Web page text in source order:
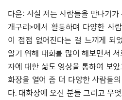
다윤: 사실 저는 사람들을 만나기
개구리>에서 활동하며 다양한 사
이 점점 없어진다는 걸 느끼게 되
알기 위해 대화를 많이 해보면서
자에 대한 삶도 영상을 통하여 보
화장을 열어 좀 더 다양한 사람들
다. 대화장에 오신 분들 그리고 무